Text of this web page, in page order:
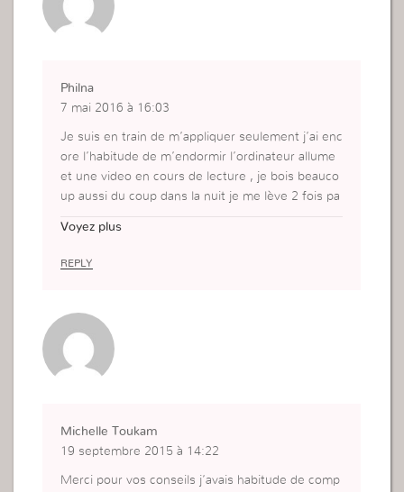
Philna
7 mai 2016 à 16:03
Je suis en train de m’appliquer seulement j’ai enc
ore l’habitude de m’endormir l’ordinateur allume
et une video en cours de lecture , je bois beauco
up aussi du coup dans la nuit je me lève 2 fois pa
Voyez plus
REPLY
Michelle Toukam
19 septembre 2015 à 14:22
Merci pour vos conseils j’avais habitude de comp